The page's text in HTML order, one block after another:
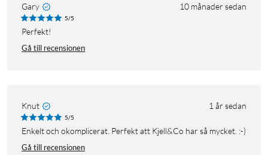
Gary 10 månader sedan
5/5
Perfekt!
Gå till recensionen
Knut 1 år sedan
5/5
Enkelt och okomplicerat. Perfekt att Kjell&Co har så mycket. :-)
Gå till recensionen